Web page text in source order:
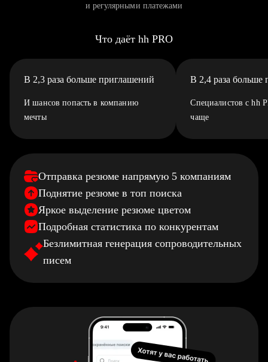
и регулярными платежами
Что даёт hh PRO
В 2,3 раза больше приглашений
И шансов попасть в компанию
мечты
В 2,4 раза больше
Специалистов с hh
чаще
Отправка резюме напрямую 5 компаниям
Поднятие резюме в топ поиска
Яркое выделение резюме цветом
Подробная статистика по конкурентам
Безлимитная генерация сопроводительных
писем